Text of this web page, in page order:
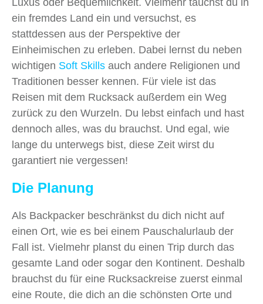
Luxus oder Bequemlichkeit. Vielmehr tauchst du in
ein fremdes Land ein und versuchst, es
stattdessen aus der Perspektive der
Einheimischen zu erleben. Dabei lernst du neben
wichtigen Soft Skills auch andere Religionen und
Traditionen besser kennen. Für viele ist das
Reisen mit dem Rucksack außerdem ein Weg
zurück zu den Wurzeln. Du lebst einfach und hast
dennoch alles, was du brauchst. Und egal, wie
lange du unterwegs bist, diese Zeit wirst du
garantiert nie vergessen!
Die Planung
Als Backpacker beschränkst du dich nicht auf
einen Ort, wie es bei einem Pauschalurlaub der
Fall ist. Vielmehr planst du einen Trip durch das
gesamte Land oder sogar den Kontinent. Deshalb
brauchst du für eine Rucksackreise zuerst einmal
eine Route, die dich an die schönsten Orte und